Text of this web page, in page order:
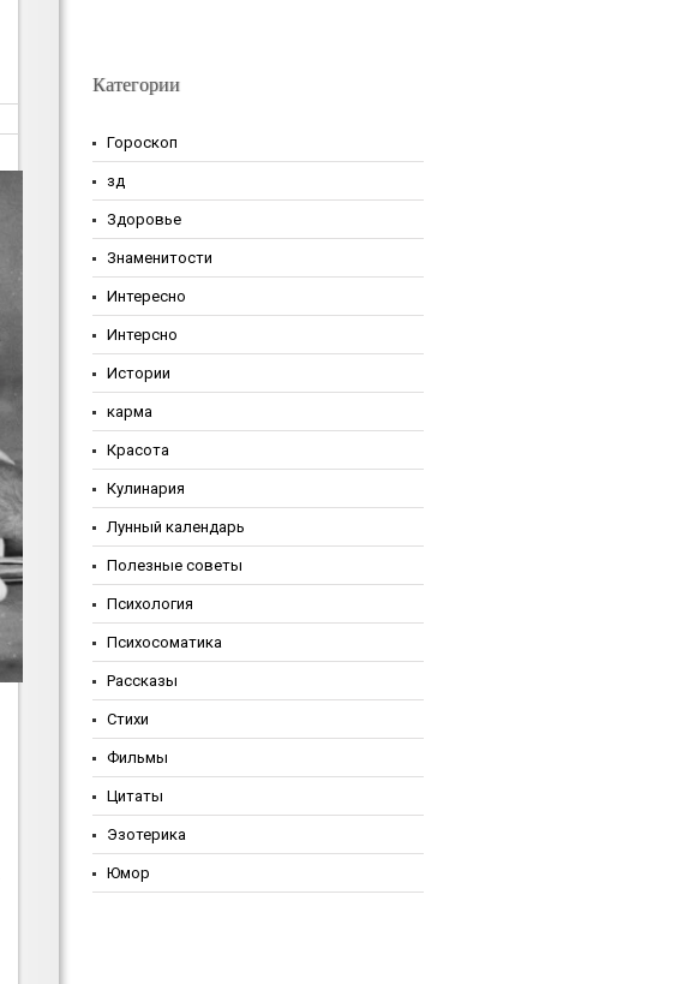
Категории
Гороскоп
зд
Здоровье
Знаменитости
Интересно
Интерсно
Истории
карма
Красота
Кулинария
Лунный календарь
Полезные советы
Психология
Психосоматика
Рассказы
Стихи
Фильмы
Цитаты
Эзотерика
Юмор